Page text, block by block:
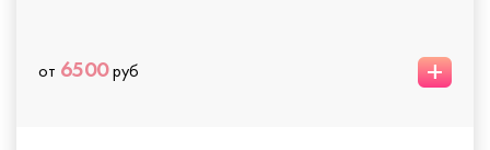
от 6500руб +